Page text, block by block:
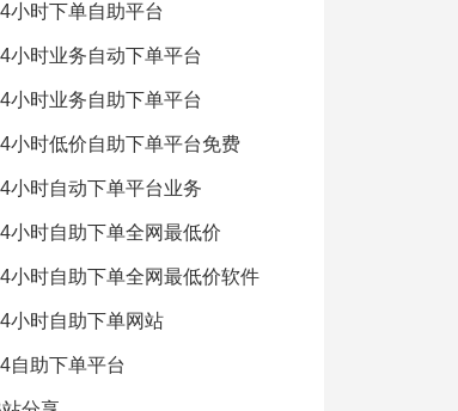
小时下单自助平台
小时业务自动下单平台
小时业务自助下单平台
小时低价自助下单平台免费
小时自动下单平台业务
小时自助下单全网最低价
小时自助下单全网最低价软件
小时自助下单网站
自助下单平台